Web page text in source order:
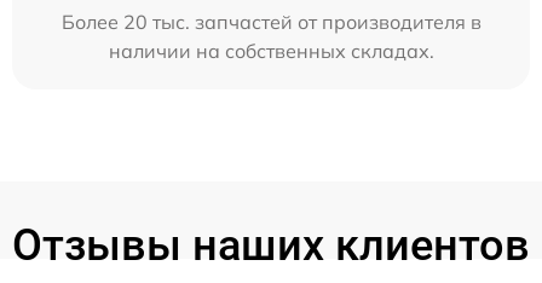
Более 20 тыс. запчастей от производителя в
наличии на собственных складах.
Отзывы наших клиентов